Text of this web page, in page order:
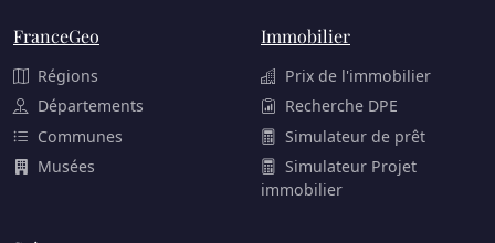
FranceGeo
Régions
Départements
Communes
Musées
Immobilier
Prix de l'immobilier
Recherche DPE
Simulateur de prêt
Simulateur Projet
immobilier